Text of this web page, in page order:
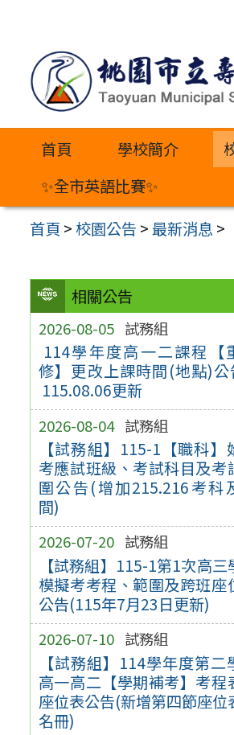
內
首頁 學校簡介
✨全市英語比賽✨
首頁 >校園公告 >最新消息 >
相關公告
2026-08-05 試務組
114學年度高一二課程【
修】更改上課時間(地點)
115.08.06更新
2026-08-04 試務組
【試務組】115-1【職科】
考應試班級、考試科目及考
圍公告(增加215.216考科
間)
2026-07-20 試務組
【試務組】115-1第1次高三
模擬考考程、範圍及跨班座
公告(115年7月23日更新)
2026-07-10 試務組
【試務組】114學年度第二
高一高二【學期補考】考程
座位表公告(新增第四節座位
名冊)